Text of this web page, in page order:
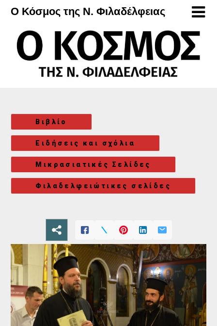
Μετάβαση
περιεχόμενο
Ο Κόσμος της Ν. Φιλαδέλφειας
Βιβλίο
Ειδήσεις και σχόλια
Μικρασιατικές Σελίδες
Φιλαδελφειώτικες σελίδες